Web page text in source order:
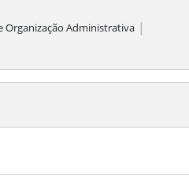
Organização Administrativa |